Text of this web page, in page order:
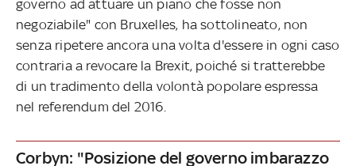
governo ad attuare un piano che fosse non
negoziabile" con Bruxelles, ha sottolineato, non
senza ripetere ancora una volta d'essere in ogni caso
contraria a revocare la Brexit, poiché si tratterebbe
di un tradimento della volontà popolare espressa
nel referendum del 2016.
Corbyn: "Posizione del governo imbarazzo